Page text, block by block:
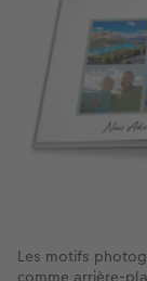
Les motifs